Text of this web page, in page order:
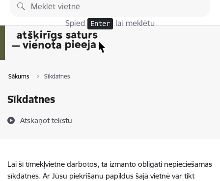
Pāriet uz lapas saturu
Spied Enter lai meklētu
Sākums Sīkdatnes
Sīkdatnes
Atskaņot tekstu
Lai šī tīmekļvietne darbotos, tā izmanto obligāti nepieciešamās
sīkdatnes. Ar Jūsu piekrišanu papildus šajā vietnē var tikt